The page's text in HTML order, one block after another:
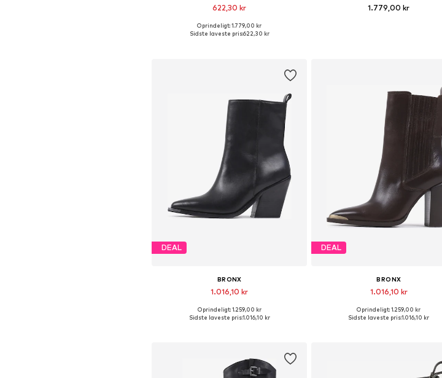
622,30 kr
Tilgængelige størrelser: 37
Oprindeligt: 1.779,00 kr
Sidste laveste pris:622,30 kr
1.779,00 kr
DEAL
BRONX
1.016,10 kr
Oprindeligt: 1.259,00 kr
Sidste laveste pris:1.016,10 kr
DEAL
BRONX
1.016,10 kr
Oprindeligt: 1.259,00 kr
Sidste laveste pris:1.016,10 kr